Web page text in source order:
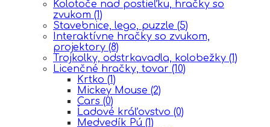
Kolotoče nad postieľku, hračky so
zvukom (1)
Stavebnice, lego, puzzle (5)
Interaktívne hračky so zvukom,
projektory (8)
Trojkolky, odstrkavadla, kolobežky (1)
Licenčné hračky, tovar (10)
Krtko (1)
Mickey Mouse (2)
Cars (0)
Ĺadové kráľovstvo (0)
Medvedík Pú (1)